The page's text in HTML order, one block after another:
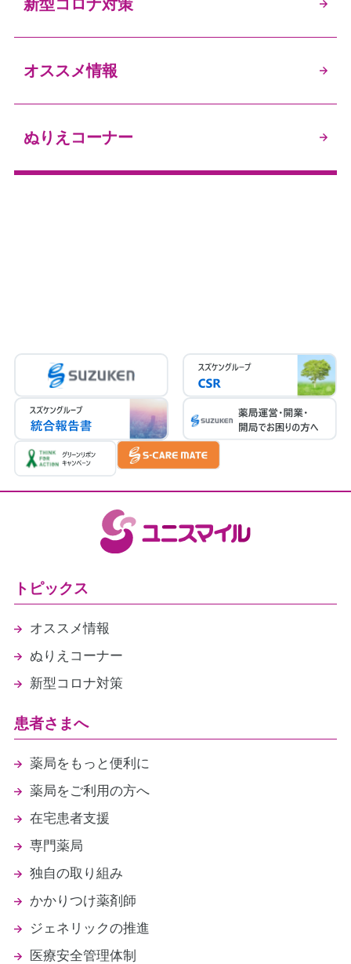
新型コロナ対策
オススメ情報
ぬりえコーナー
トピックス
オススメ情報
ぬりえコーナー
新型コロナ対策
患者さまへ
薬局をもっと便利に
薬局をご利用の方へ
在宅患者支援
専門薬局
独自の取り組み
かかりつけ薬剤師
ジェネリックの推進
医療安全管理体制